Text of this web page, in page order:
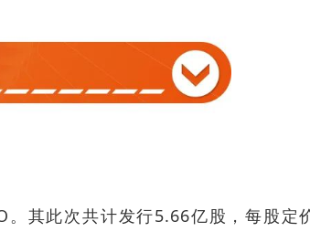
其此次共计发行5.66亿股，每股定